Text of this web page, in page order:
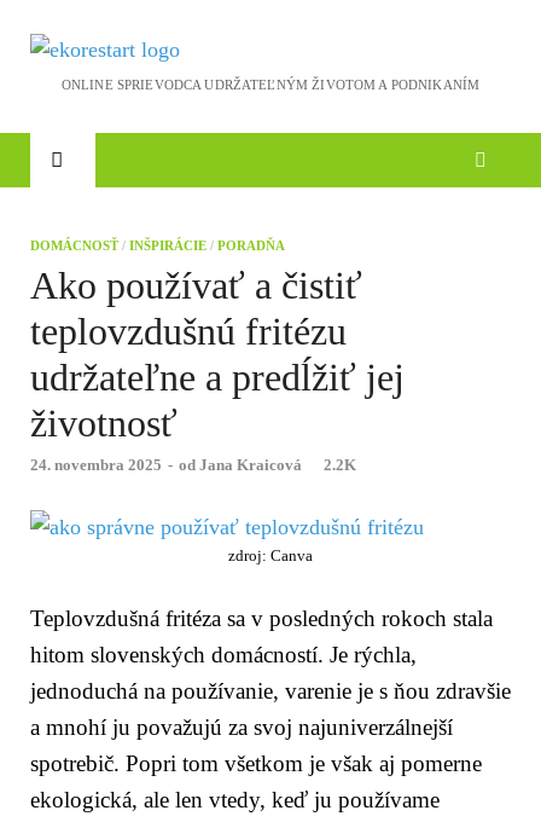
Ekoreštart
Novinky, rozhovory a inšpirácie
DOMÁCNOSŤ/ INŠPIRÁCIE / PORADŇA
Ako používať a čistiť
teplovzdušnú fritézu
udržateľne a predĺžiť jej
životnosť
24. novembra 2025 - od Jana Kraicová 2.2K
zdroj: Canva
Teplovzdušná fritéza sa v posledných rokoch stala
hitom slovenských domácností. Je rýchla,
jednoduchá na používanie, varenie je s ňou zdravšie
a mnohí ju považujú za svoj najuniverzálnejší
spotrebič. Popri tom všetkom je však aj pomerne
ekologická, ale len vtedy, keď ju používame